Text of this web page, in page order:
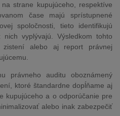
strane kupujúceho, respektíve
čase majú sprístupnené
spoločnosti, tieto identifikujú
vyplývajú. Výsledkom tohto
alebo aj report právnej
právneho auditu oboznámený
ktoré štandardne dopĺňame aj
kupujúceho a o odporúčanie pre
alebo inak zabezpečiť